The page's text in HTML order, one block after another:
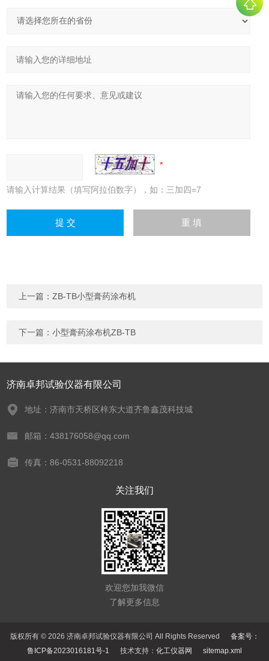
请输入计算结果（填写阿拉伯数字），如：三加四=7
上一篇：ZB-TB小型膏药涂布机
下一篇：小型膏药涂布机ZB-TB
济南卓邦试验仪器有限公司
地址：济南市天桥区梓东大道齐鲁鑫茂科技城
邮箱：438176058@qq.com
传真：86-0531-88092218
关注我们
欢迎您加我微信
了解更多信息
版权所有 © 2026 济南卓邦试验仪器有限公司 All Rights Reserved 备案号：
鲁ICP备2023016181号-1 技术支持： 化工仪器网 sitemap.xml